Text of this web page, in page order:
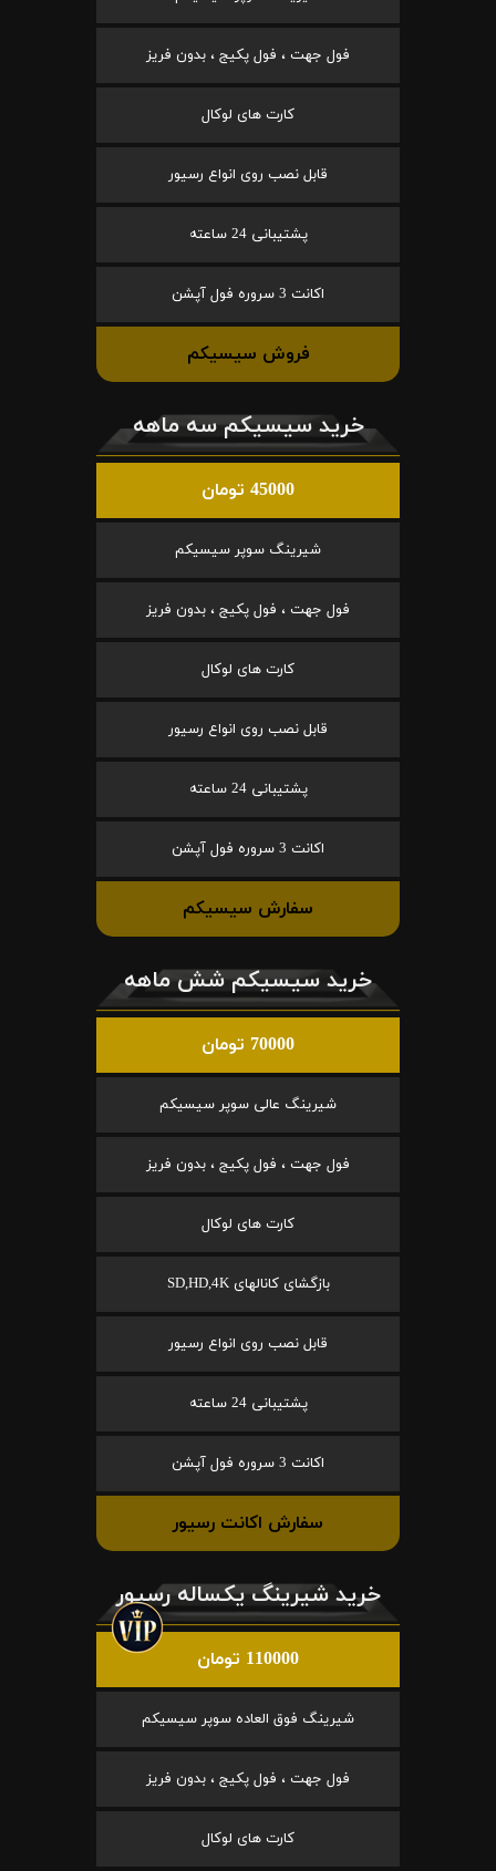
فول جهت ، فول پکیج ، بدون فریز
کارت های لوکال
قابل نصب روی انواع رسیور
پشتیبانی 24 ساعته
اکانت 3 سروره فول آپشن
فروش سیسیکم
خرید سیسیکم سه ماهه
45000 تومان
شیرینگ سوپر سیسیکم
فول جهت ، فول پکیج ، بدون فریز
کارت های لوکال
قابل نصب روی انواع رسیور
پشتیبانی 24 ساعته
اکانت 3 سروره فول آپشن
سفارش سیسیکم
خرید سیسیکم شش ماهه
70000 تومان
شیرینگ عالی سوپر سیسیکم
فول جهت ، فول پکیج ، بدون فریز
کارت های لوکال
بازگشای کانالهای SD,HD,4K
قابل نصب روی انواع رسیور
پشتیبانی 24 ساعته
اکانت 3 سروره فول آپشن
سفارش اکانت رسیور
خرید شیرینگ یکساله رسیور
110000 تومان
شیرینگ فوق العاده سوپر سیسیکم
فول جهت ، فول پکیج ، بدون فریز
کارت های لوکال